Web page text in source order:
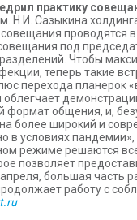
практику
Н.И. Сазыкина
проводятся
под
Чтобы
теперь такие
перехода планерок
формат общения, и,
более широкий и
в условиях
режиме решаются
позволяет
большая часть
работу с